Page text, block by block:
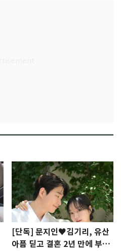
[단독] 문지인♥김기리, 유산
아픔 딛고 결혼 2년 만에 부모